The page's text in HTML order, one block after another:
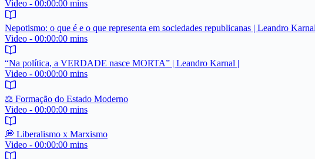
Video - 00:00:00 mins
Nepotismo: o que é e o que representa em sociedades republicanas | Leandro Karnal
Video - 00:00:00 mins
“Na política, a VERDADE nasce MORTA” | Leandro Karnal |
Video - 00:00:00 mins
⚖️ Formação do Estado Moderno
Video - 00:00:00 mins
💭 Liberalismo x Marxismo
Video - 00:00:00 mins